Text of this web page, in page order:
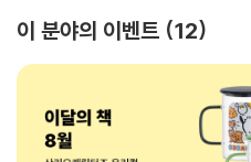
이 분야의 이벤트 12